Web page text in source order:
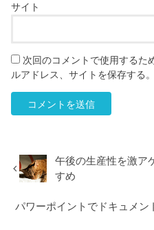
サイト
次回のコメントで使用するた
ルアドレス、サイトを保存する。
午後の生産性を激ア
すめ
パワーポイントでドキュメン